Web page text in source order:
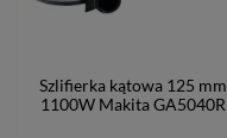
Szlifierka kątowa 125 mm
1100W Makita GA5040R